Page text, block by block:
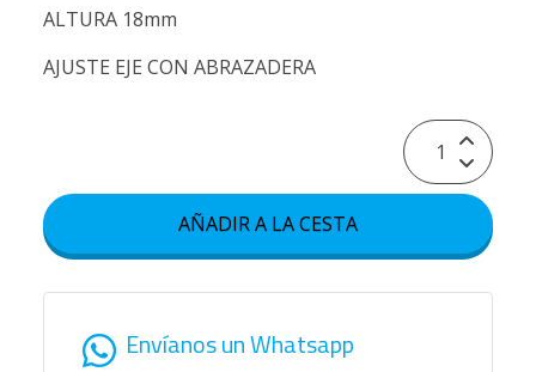
ALTURA 18mm
AJUSTE EJE CON ABRAZADERA
AÑADIR A LA CESTA
Envíanos un Whatsapp